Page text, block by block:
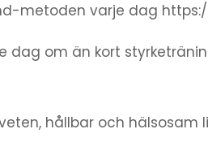
metoden varje dag
dag om än kort
hållbar och hälsosam